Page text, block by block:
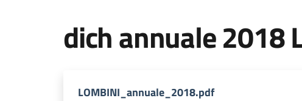
dich annuale 2018
LOMBINI_annuale_2018.pdf